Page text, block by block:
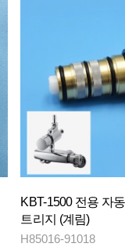
KBT-1500 전용 자
트리지 (계림)
H85016-91018